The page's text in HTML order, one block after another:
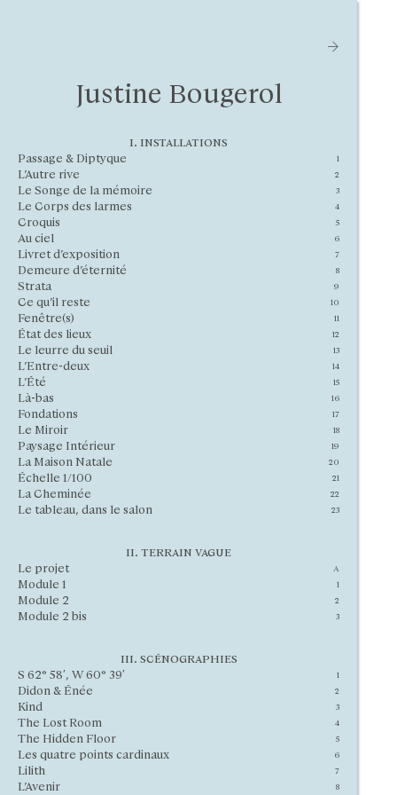
Justine Bougerol
i. installations
Passage & Diptyque
1
L’Autre rive 2
Le Songe de la mémoire 3
Le Corps des larmes 4
Croquis 5
Au ciel 6
Livret d’exposition 7
Demeure d’éternité 8
Strata 9
Ce qu’il reste 10
Fenêtre(s) 11
État des lieux 12
Le leurre du seuil 13
L’Entre-deux 14
L’Été 15
Là-bas 16
Fondations 17
Le Miroir 18
Paysage Intérieur 19
La Maison Natale 20
Échelle 1/100 21
La Cheminée 22
Le tableau, dans le salon 23
ii. terrain vague
Le projet
A
Module 1 1
Module 2 2
Module 2 bis 3
iii. scénographies
S 62° 58′, W 60° 39′
1
Didon & Énée 2
Kind 3
The Lost Room 4
The Hidden Floor 5
Les quatre points cardinaux 6
Lilith 7
L’Avenir 8